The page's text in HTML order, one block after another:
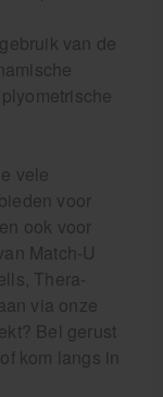
van de
vele
voor
ook voor
Match-U
Thera-
via onze
Bel gerust
kom langs in